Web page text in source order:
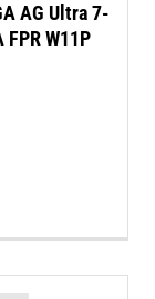
AG Ultra 7-
FPR W11P